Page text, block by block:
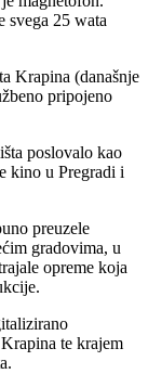
svega 25 wata
Krapina (današnje
pripojeno
poslovalo kao
kino u Pregradi i
preuzele
gradovima, u
opreme koja
te krajem